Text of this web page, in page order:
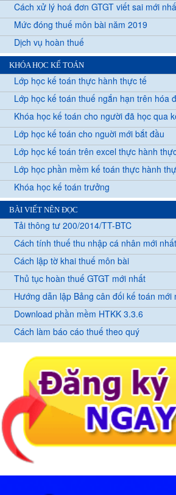
Cách xử lý hoá đơn GTGT viết sai mới
Mức đóng thuế môn bài năm 2019
Dịch vụ hoàn thuế
KHÓA HỌC KẾ TOÁN
Lớp học kế toán thực hành thực tế
Lớp học kế toán thuế ngắn hạn trên hóa
Khóa học kế toán cho người đã học qua
Lớp học kế toán cho nguời mới bắt đầu
Lớp học kế toán trên excel thực hành
Lớp học phần mềm kế toán thực hành
Khóa học kế toán trưởng
BÀI VIẾT NÊN ĐỌC
Tải thông tư 200/2014/TT-BTC
Cách tính thuế thu nhập cá nhân mới nhất
Cách lập tờ khai thuế môn bài
Thủ tục hoàn thuế GTGT mới nhất
Hướng dẫn lập Bảng cân đối kế toán mới
Download phần mềm HTKK 3.3.6
Cách làm báo cáo thuế theo quý